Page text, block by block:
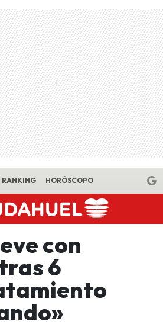
RANKING HORÓSCOPO
con
6